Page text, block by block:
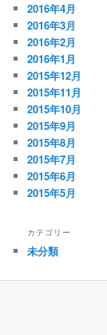
2016年4月
2016年3月
2016年2月
2016年1月
2015年12月
2015年11月
2015年10月
2015年9月
2015年8月
2015年7月
2015年6月
2015年5月
カテゴリー
未分類